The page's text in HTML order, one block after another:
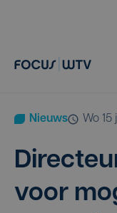
Nieuws wo
voor